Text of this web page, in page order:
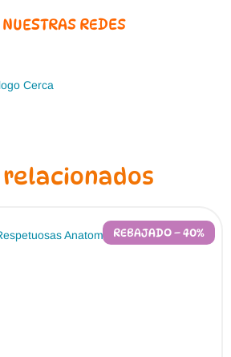
REDES
REBAJADO – 40%